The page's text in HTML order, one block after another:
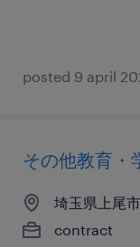
posted 9 april
その他教育・
埼玉県上尾
contract